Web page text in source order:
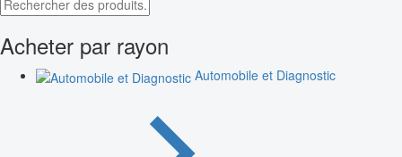
Acheter par rayon
Automobile et Diagnostic